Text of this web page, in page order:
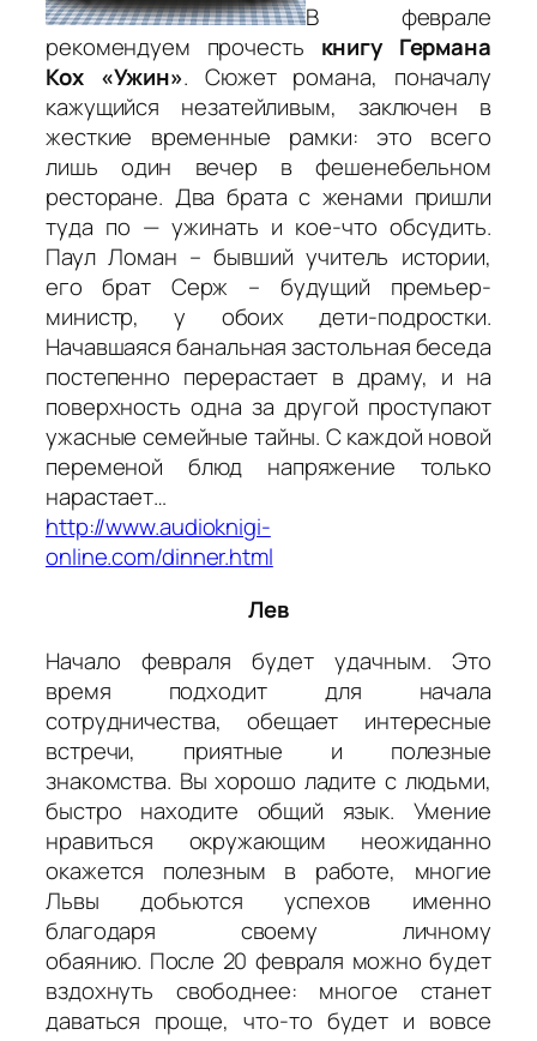
В феврале
рекомендуем прочесть книгу Германа
Кох «Ужин». Сюжет романа, поначалу
кажущийся незатейливым, заключен в
жесткие временные рамки: это всего
лишь один вечер в фешенебельном
ресторане. Два брата с женами пришли
туда по — ужинать и кое-что обсудить.
Паул Ломан – бывший учитель истории,
его брат Серж – будущий премьер-
министр, у обоих дети-подростки.
Начавшаяся банальная застольная беседа
постепенно перерастает в драму, и на
поверхность одна за другой проступают
ужасные семейные тайны. С каждой новой
переменой блюд напряжение только
нарастает…
http://www.audioknigi-
online.com/dinner.html
Лев
Начало февраля будет удачным. Это
время подходит для начала
сотрудничества, обещает интересные
встречи, приятные и полезные
знакомства. Вы хорошо ладите с людьми,
быстро находите общий язык. Умение
нравиться окружающим неожиданно
окажется полезным в работе, многие
Львы добьются успехов именно
благодаря своему личному
обаянию. После 20 февраля можно будет
вздохнуть свободнее: многое станет
даваться проще, что-то будет и вовсе